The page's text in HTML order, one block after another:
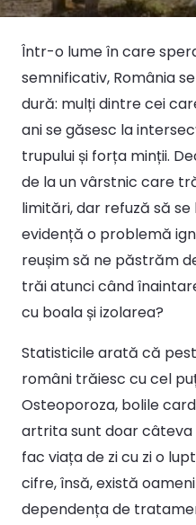
Într-o lume în care
semnificativ, România
dură: mulți dintre cei
ani se găsesc la
trupului și forța minții.
de la un vârstnic care
limitări, dar refuză să
evidență o problemă
reușim să ne păstrăm
trăi atunci când
cu boala și izolarea?
Statisticile arată că
români trăiesc cu cel
Osteoporoza, bolile
artrita sunt doar
fac viața de zi cu zi o
cifre, însă, există
dependența de